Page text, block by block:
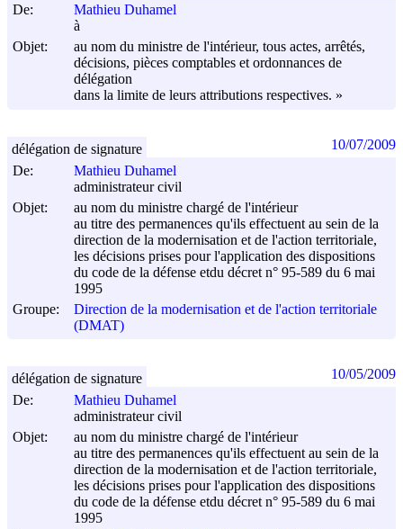
De:
Mathieu Duhamel
à
Objet:
au nom du ministre de l'intérieur, tous actes, arrêtés,
décisions, pièces comptables et ordonnances de
délégation
dans la limite de leurs attributions respectives. »
De:
Mathieu Duhamel
administrateur civil
Objet:
au nom du ministre chargé de l'intérieur
au titre des permanences qu'ils effectuent au sein de la
direction de la modernisation et de l'action territoriale,
les décisions prises pour l'application des dispositions
du code de la défense etdu décret n° 95-589 du 6 mai
1995
Groupe:
Direction de la modernisation et de l'action territoriale
(DMAT)
délégation de signature 10/07/2009
De:
Mathieu Duhamel
administrateur civil
Objet:
au nom du ministre chargé de l'intérieur
au titre des permanences qu'ils effectuent au sein de la
direction de la modernisation et de l'action territoriale,
les décisions prises pour l'application des dispositions
du code de la défense etdu décret n° 95-589 du 6 mai
1995
délégation de signature 10/05/2009